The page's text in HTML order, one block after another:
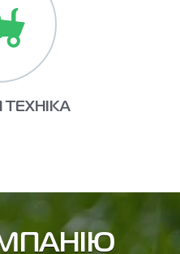
ТЕХНІКА